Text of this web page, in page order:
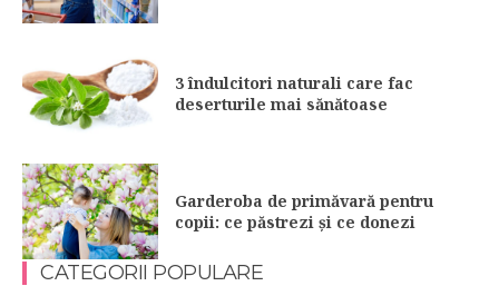
3 îndulcitori naturali care fac
deserturile mai sănătoase
Garderoba de primăvară pentru
copii: ce păstrezi și ce donezi
CATEGORII POPULARE